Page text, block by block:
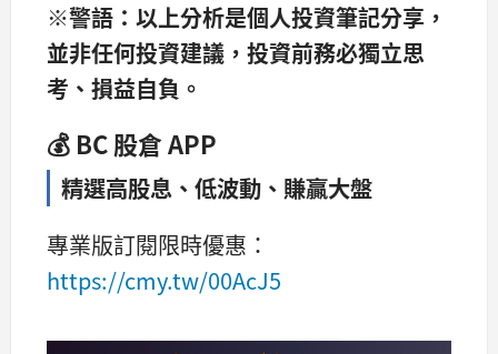
※警語： 以上分析是個人投資筆記分享，
並非任何投資建議， 投資前務必獨立思
考、損益自負。
💰 BC 股倉 APP
精選高股息、低波動、賺贏大盤
專業版訂閱限時優惠：
https://cmy.tw/00AcJ5